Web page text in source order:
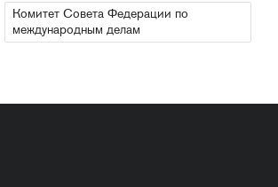
Комитет Совета Федерации по
международным делам